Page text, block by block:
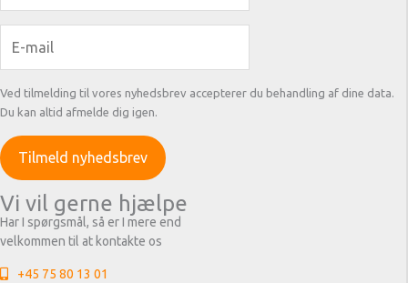
Ved tilmelding til vores nyhedsbrev accepterer du behandling af dine data.
Du kan altid afmelde dig igen.
Vi vil gerne hjælpe
Har I spørgsmål, så er I mere end
velkommen til at kontakte os
+45 75 80 13 01